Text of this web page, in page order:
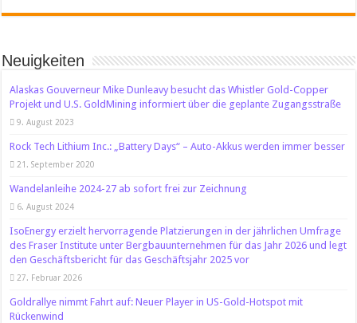
Neuigkeiten
Alaskas Gouverneur Mike Dunleavy besucht das Whistler Gold-Copper
Projekt und U.S. GoldMining informiert über die geplante Zugangsstraße
9. August 2023
Rock Tech Lithium Inc.: „Battery Days“ – Auto-Akkus werden immer besser
21. September 2020
Wandelanleihe 2024-27 ab sofort frei zur Zeichnung
6. August 2024
IsoEnergy erzielt hervorragende Platzierungen in der jährlichen Umfrage
des Fraser Institute unter Bergbauunternehmen für das Jahr 2026 und legt
den Geschäftsbericht für das Geschäftsjahr 2025 vor
27. Februar 2026
Goldrallye nimmt Fahrt auf: Neuer Player in US-Gold-Hotspot mit
Rückenwind